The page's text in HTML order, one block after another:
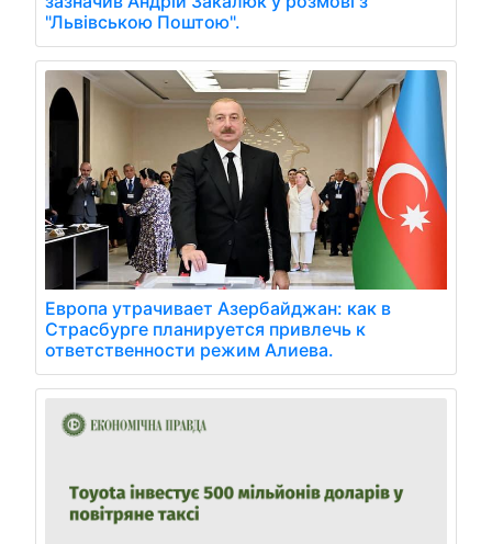
"Львівською Поштою".
Европа утрачивает Азербайджан: как в
Страсбурге планируется привлечь к
ответственности режим Алиева.